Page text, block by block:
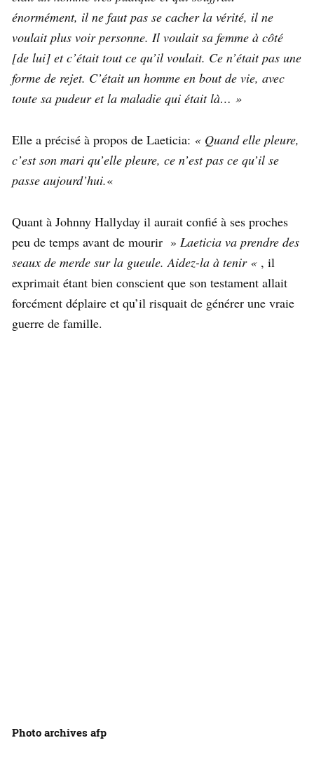
énormément, il ne faut pas se cacher la vérité, il ne
voulait plus voir personne. Il voulait sa femme à côté
[de lui] et c’était tout ce qu’il voulait. Ce n’était pas une
forme de rejet. C’était un homme en bout de vie, avec
toute sa pudeur et la maladie qui était là… »
Elle a précisé à propos de Laeticia: « Quand elle pleure,
c’est son mari qu’elle pleure, ce n’est pas ce qu’il se
passe aujourd’hui.«
Quant à Johnny Hallyday il aurait confié à ses proches
peu de temps avant de mourir » Laeticia va prendre des
seaux de merde sur la gueule. Aidez-la à tenir « , il
exprimait étant bien conscient que son testament allait
forcément déplaire et qu’il risquait de générer une vraie
guerre de famille.
Photo archives afp